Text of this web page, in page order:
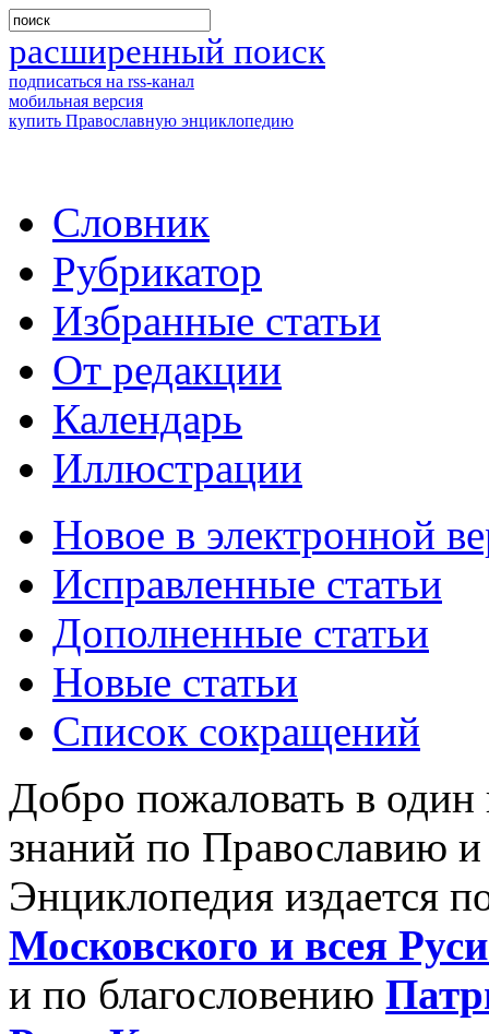
расширенный поиск
подписаться на rss-канал
мобильная версия
купить Православную энциклопедию
Словник
Рубрикатор
Избранные статьи
От редакции
Календарь
Иллюстрации
Новое в электронной
Исправленные статьи
Дополненные статьи
Новые статьи
Список сокращений
Добро пожаловать в
знаний по Православию
Энциклопедия издается
Московского и всея
и по благословению